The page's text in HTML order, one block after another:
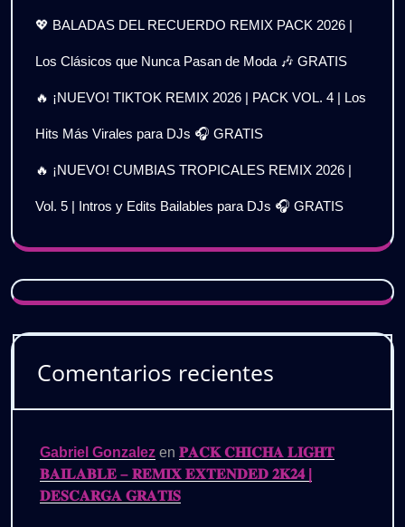
💖 BALADAS DEL RECUERDO REMIX PACK 2026 |
Los Clásicos que Nunca Pasan de Moda 🎶 GRATIS
🔥 ¡NUEVO! TIKTOK REMIX 2026 | PACK VOL. 4 | Los
Hits Más Virales para DJs 🎧 GRATIS
🔥 ¡NUEVO! CUMBIAS TROPICALES REMIX 2026 |
Vol. 5 | Intros y Edits Bailables para DJs 🎧 GRATIS
Comentarios recientes
Gabriel Gonzalez en 𝐏𝐀𝐂𝐊 𝐂𝐇𝐈𝐂𝐇𝐀 𝐋𝐈𝐆𝐇𝐓
𝐁𝐀𝐈𝐋𝐀𝐁𝐋𝐄 – 𝐑𝐄𝐌𝐈𝐗 𝐄𝐗𝐓𝐄𝐍𝐃𝐄𝐃 𝟐𝐊𝟐𝟒 |
𝐃𝐄𝐒𝐂𝐀𝐑𝐆𝐀 𝐆𝐑𝐀𝐓𝐈𝐒